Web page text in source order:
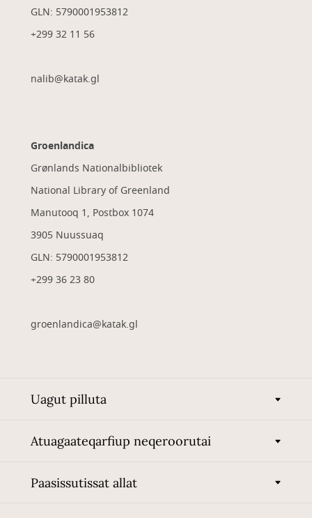
GLN: 5790001953812
+299 32 11 56
nalib@katak.gl​
Groenlandica
Grønlands Nationalbibliotek
National Library of Greenland
Manutooq 1, Postbox 1074
3905 Nuussuaq
GLN: 5790001953812
+299 36 23 80
groenlandica@katak.gl
Uagut pilluta
Atuagaateqarfiup neqeroorutai
Paasissutissat allat